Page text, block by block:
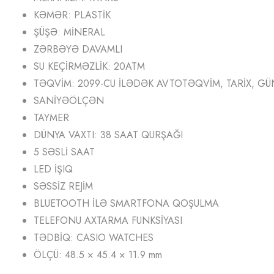
KƏMƏR: PLASTİK
ŞÜŞƏ: MİNERAL
ZƏRBƏYƏ DAVAMLI
SU KEÇİRMƏZLİK: 20ATM
TƏQVİM: 2099-CU İLƏDƏK AVTOTƏQVİM, TARİX,
SANİYƏÖLÇƏN
TAYMER
DÜNYA VAXTI: 38 SAAT QURŞAĞI
5 SƏSLİ SAAT
LED İŞIQ
SƏSSİZ REJİM
BLUETOOTH İLƏ SMARTFONA QOŞULMA
TELEFONU AXTARMA FUNKSİYASI
TƏDBİQ: CASIO WATCHES
ÖLÇÜ: 48.5 × 45.4 × 11.9 mm